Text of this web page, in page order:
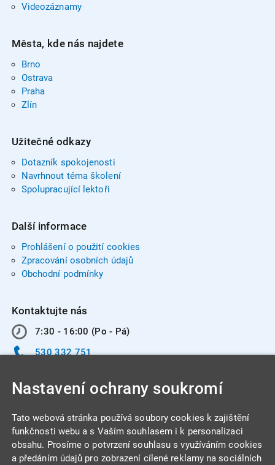
Videozáznamy
Města, kde nás najdete
Brno
Ostrava
Praha
Zlín
Užitečné odkazy
Dotazník spokojenosti
Navrhnout téma školení
Spolupracující lektoři
Další informace
Prohlášení o použití cookies
Zpracování osobních údajů
Obchodní podmínky
Kontaktujte nás
7:30 - 16:00 (Po - Pá)
530 332 751
INTEGRA CENTRUM s.r.o.
Nastavení ochrany soukromí
Tato webová stránka používá soubory cookies k zajištění
funkčnosti webu a s Vaším souhlasem i k personalizaci
obsahu. Prosíme o potvrzení souhlasu s využíváním cookies
a předáním údajů pro zobrazení cílené reklamy na sociálních